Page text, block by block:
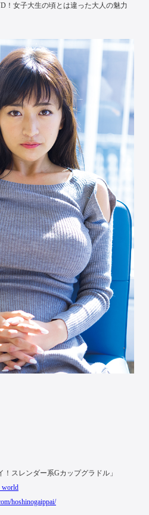
！女子大生の頃とは違った大人の魅力
スレンダー系Gカップグラドル」
hoshinogaippai/